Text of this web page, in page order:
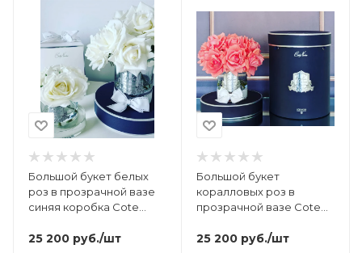
Большой букет белых
роз в прозрачной вазе
синяя коробка Cote
25 200 руб./шт
Большой букет
коралловых роз в
прозрачной вазе Cote
25 200 руб./шт